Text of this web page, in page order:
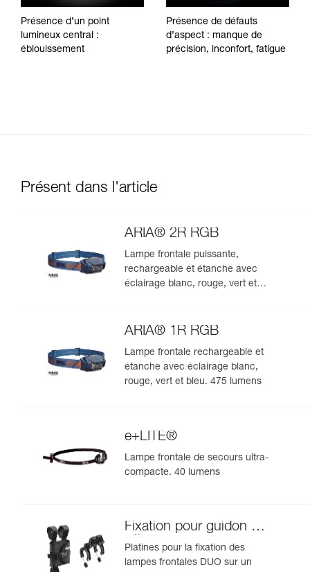
Présence d’un point
lumineux central :
éblouissement
Présence de défauts
d’aspect : manque de
précision, inconfort, fatigue
Présent dans l'article
ARIA® 2R RGB
Lampe frontale puissante,
rechargeable et étanche avec
éclairage blanc, rouge, vert et
ARIA® 1R RGB
Lampe frontale rechargeable et
étanche avec éclairage blanc,
rouge, vert et bleu. 475 lumens
e+LITE®
Lampe frontale de secours ultra-
compacte. 40 lumens
Fixation pour guidon de
vélo
Platines pour la fixation des
lampes frontales DUO sur un